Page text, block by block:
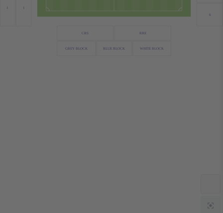
6
RRE
CRS
GREY BLOCK BLUE BLOCK WHITE BLOCK
1
1